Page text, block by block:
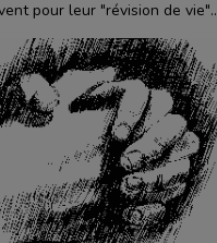
pour leur "révision de vie"..